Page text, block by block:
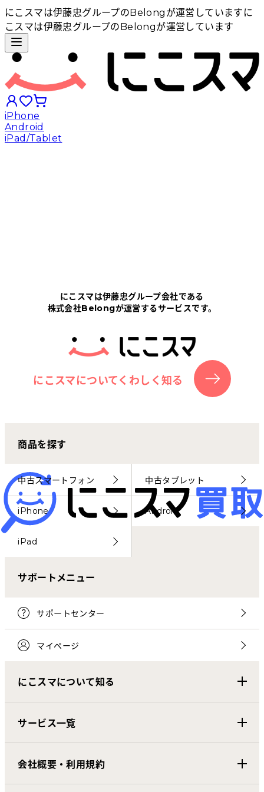
にこスマは伊藤忠グループのBelongが運営しています に
こスマは伊藤忠グループのBelongが運営しています
iPhone
Android
iPad/Tablet
にこスマについて
サポートセンター
お客さまの声
にこスマ通信
マイページ
にこスマは伊藤忠グループ会社である
株式会社Belongが運営するサービスです。
にこスマについてくわしく知る
商品を探す
中古スマートフォン 中古タブレット
iPhone Android
iPad
サポートメニュー
サポートセンター
マイページ
にこスマについて知る
サービス一覧
会社概要・利用規約